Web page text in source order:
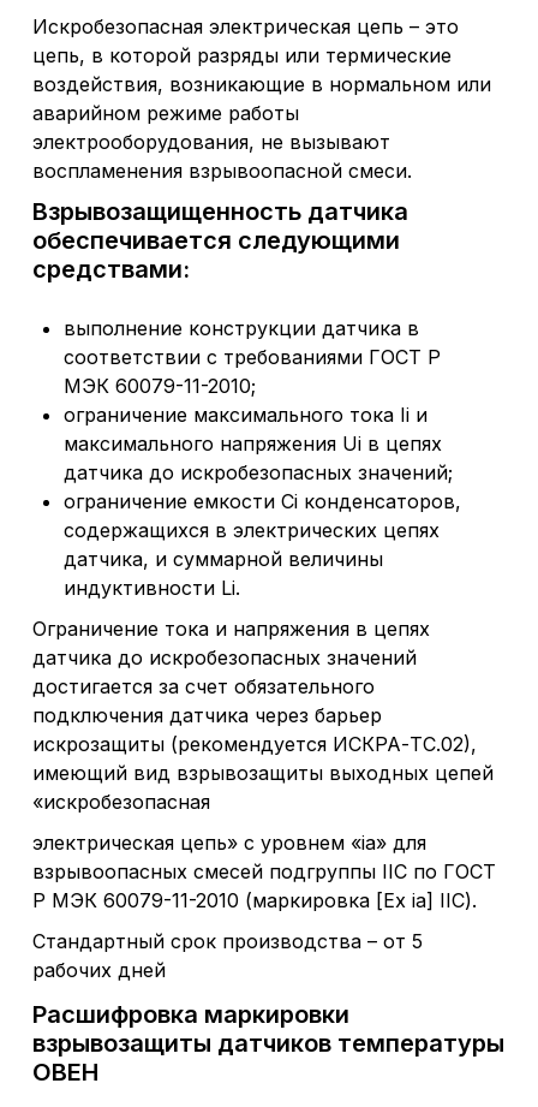
Искробезопасная электрическая цепь – это
цепь, в которой разряды или термические
воздействия, возникающие в нормальном или
аварийном режиме работы
электрооборудования, не вызывают
воспламенения взрывоопасной смеси.
Взрывозащищенность датчика
обеспечивается следующими
средствами:
выполнение конструкции датчика в
соответствии с требованиями ГОСТ Р
МЭК 60079-11-2010;
ограничение максимального тока Ii и
максимального напряжения Ui в цепях
датчика до искробезопасных значений;
ограничение емкости Ci конденсаторов,
содержащихся в электрических цепях
датчика, и суммарной величины
индуктивности Li.
Ограничение тока и напряжения в цепях
датчика до искробезопасных значений
достигается за счет обязательного
подключения датчика через барьер
искрозащиты (рекомендуется ИСКРА-ТС.02),
имеющий вид взрывозащиты выходных цепей
«искробезопасная
электрическая цепь» с уровнем «ia» для
взрывоопасных смесей подгруппы IIC по ГОСТ
Р МЭК 60079-11-2010 (маркировка [Ex ia] IIC).
Стандартный срок производства – от 5
рабочих дней
Расшифровка маркировки
взрывозащиты датчиков температуры
ОВЕН